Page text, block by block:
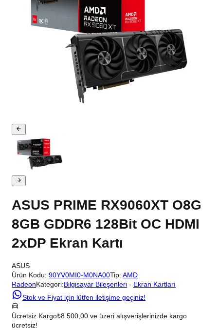
ASUS PRIME RX9060XT O8G
8GB GDDR6 128Bit OC HDMI
2xDP Ekran Kartı
ASUS
Ürün Kodu: 90YV0MI0-M0NA00Tip: AMD
RadeonKategori:Bilgisayar Bileşenleri - Ekran Kartları
Stok ve Fiyat için lütfen iletişime geçiniz!
Ücretsiz Kargo₺8.500,00 ve üzeri alışverişlerinizde kargo
ücretsiz!